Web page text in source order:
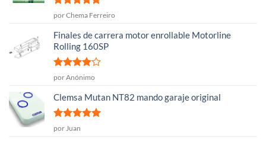
Valorado
por Chema Ferreiro
Finales de carrera motor enrollable Motorline
Rolling 160SP
Valorado
5
por Anónimo
Clemsa Mutan NT82 mando garaje original
Valorado
por Juan